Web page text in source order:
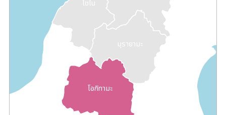
โชไน
โอกิทามะ
มุรายามะ